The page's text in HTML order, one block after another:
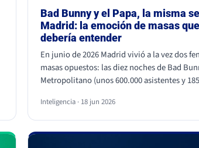
Bad Bunny y el Papa, la misma
Madrid: la emoción de masas
debería entender
En junio de 2026 Madrid vivió a la vez dos
masas opuestos: las diez noches de Bad
Metropolitano (unos 600.000 asistentes y
quince años, con Cibeles y el Bernabéu
distintas, mismo motor: necesidades
(pertenencia, identidad, comunidad y
Inteligencia · 18 jun 2026